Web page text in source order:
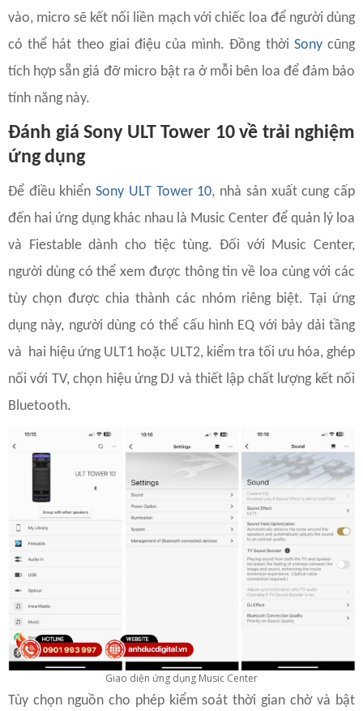
vào, micro sẽ kết nối liền mạch với chiếc loa để người dùng
có thể hát theo giai điệu của mình. Đồng thời Sonycũng
tích hợp sẵn giá đỡ micro bật ra ở mỗi bên loa để đảm bảo
tính năng này.
Đánh giá Sony ULT Tower 10 về trải nghiệm
ứng dụng
Để điều khiểnSony ULT Tower 10, nhà sản xuất cung cấp
đến hai ứng dụng khác nhau là Music Center để quản lý loa
và Fiestable dành cho tiệc tùng. Đối với Music Center,
người dùng có thể xem được thông tin về loa cùng với các
tùy chọn được chia thành các nhóm riêng biệt. Tại ứng
dụng này, người dùng có thể cấu hình EQ với bảy dải tầng
và hai hiệu ứng ULT1 hoặc ULT2, kiểm tra tối ưu hóa, ghép
nối với TV, chọn hiệu ứng DJ và thiết lập chất lượng kết nối
Bluetooth.
Giao diện ứng dụng Music Center
Tùy chọn nguồn cho phép kiểm soát thời gian chờ và bật